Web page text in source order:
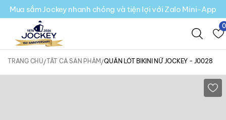
Mua sắm Jockey nhanh chóng và tiện lợi với Zalo Mini-App
0
TRANG CHỦ TẤT CẢ SẢN PHẨM QUẦN LÓT BIKINI NỮ JOCKEY - J0028